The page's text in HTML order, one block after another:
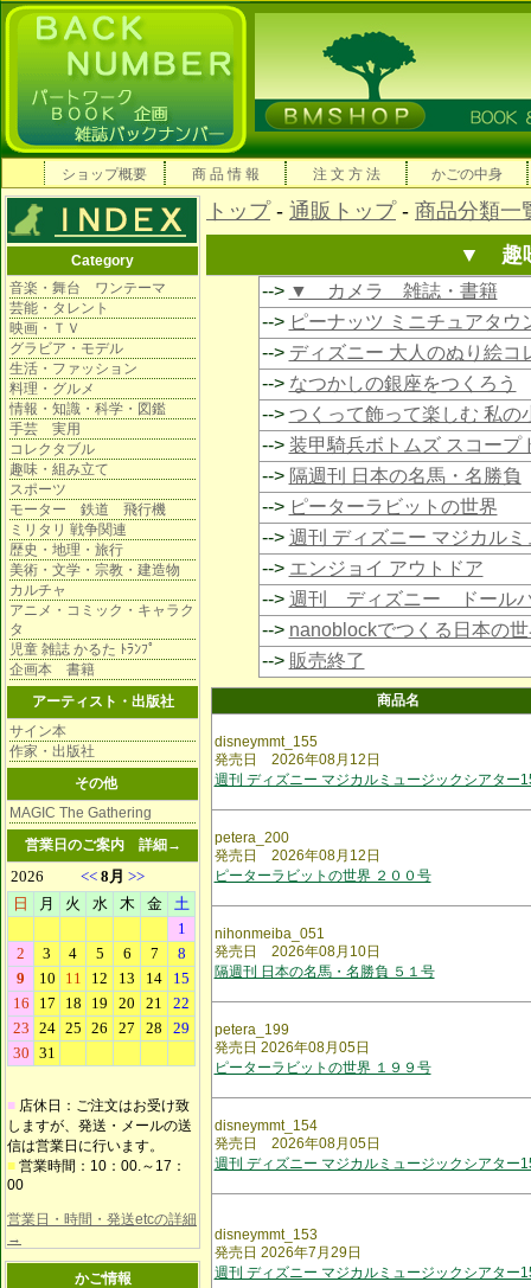
ショップ概要 商 品 情 報 注 文 方 法 かごの中身
Category
音楽・舞台 ワンテーマ
芸能・タレント
映画・ＴＶ
グラビア・モデル
生活・ファッション
料理・グルメ
情報・知識・科学・図鑑
手芸 実用
コレクタブル
趣味・組み立て
スポーツ
モーター 鉄道 飛行機
ミリタリ 戦争関連
歴史・地理・旅行
美術・文学・宗教・建造物
カルチャ
アニメ・コミック・キャラク
タ
児童 雑誌 かるた ﾄﾗﾝﾌﾟ
企画本 書籍
アーティスト・出版社
サイン本
作家・出版社
その他
MAGIC The Gathering
営業日のご案内 詳細→
■ 店休日：ご注文はお受け致
しますが、発送・メールの送
信は営業日に行います。
■ 営業時間：10：00.～17：
00
営業日・時間・発送etcの詳細
→
かご情報
トップ- 通販トップ- 商品分類一
▼ 趣
--> ▼ カメラ 雑誌・書籍
--> ピーナッツ ミニチュアタウ
--> ディズニー 大人のぬり絵コ
--> なつかしの銀座をつくろう
--> つくって飾って楽しむ 私の
--> 装甲騎兵ボトムズ スコープ
--> 隔週刊 日本の名馬・名勝負
--> ピーターラビットの世界
--> 週刊 ディズニー マジカル
--> エンジョイ アウトドア
--> 週刊 ディズニー ドール
--> nanoblockでつくる日本の
--> 販売終了
商品名
disneymmt_155
発売日 2026年08月12日
週刊 ディズニー マジカルミュージックシアター
petera_200
発売日 2026年08月12日
ピーターラビットの世界 ２００号
nihonmeiba_051
発売日 2026年08月10日
隔週刊 日本の名馬・名勝負 ５１号
petera_199
発売日 2026年08月05日
ピーターラビットの世界 １９９号
disneymmt_154
発売日 2026年08月05日
週刊 ディズニー マジカルミュージックシアター
disneymmt_153
発売日 2026年7月29日
週刊 ディズニー マジカルミュージックシアター